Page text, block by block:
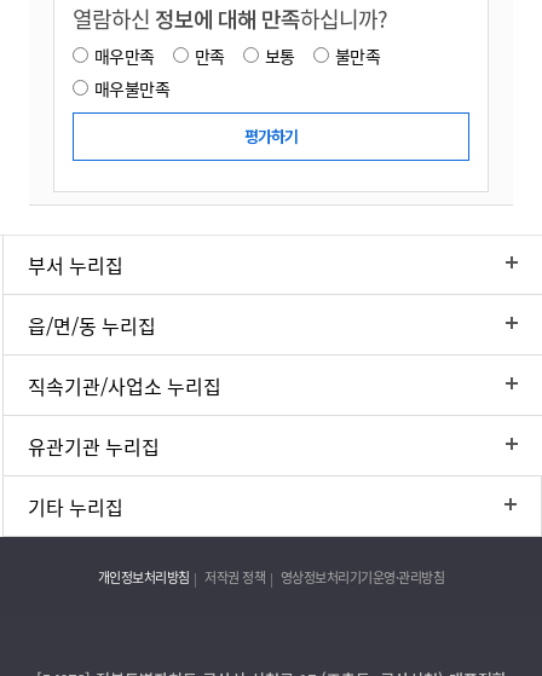
열람하신 정보에 대해 만족하십니까?
매우만족 만족 보통
불만족
매우불만족
부서 누리집
읍/면/동 누리집
직속기관/사업소 누리집
유관기관 누리집
기타 누리집
개인정보처리방침 저작권 정책 영상정보처리기기운영·관리방침